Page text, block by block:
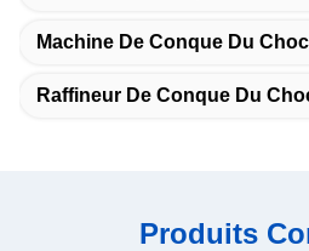
Machine De Conque Du
Raffineur De Conque Du
Produits